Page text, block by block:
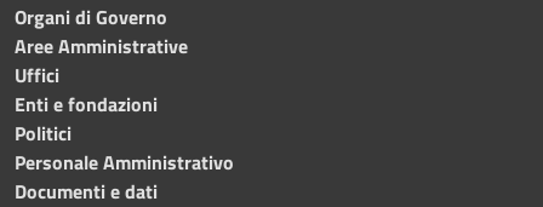
Organi di Governo
Aree Amministrative
Uffici
Enti e fondazioni
Politici
Personale Amministrativo
Documenti e dati